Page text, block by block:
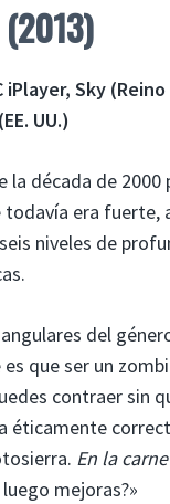
iPlayer, Sky
UU.)
la década de 2000
era fuerte,
niveles de
del
que ser un
contraer sin
éticamente
En la carne
mejoras?»